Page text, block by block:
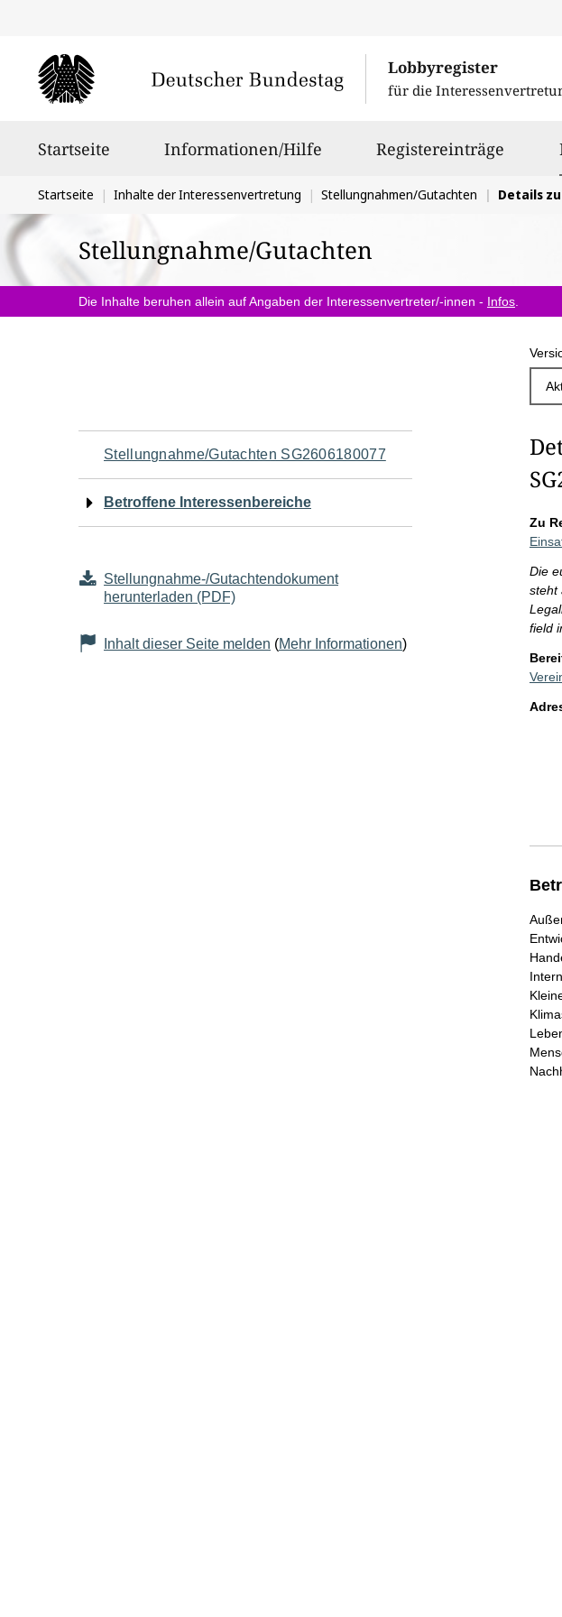
Lobbyregister
für die
Startseite Informationen/Hilfe Registereinträge
Sie
befinden
sich
hier:
Startseite Inhalte der Interessenvertretung Stellungnahmen/Gutachten Details zu
Stellungnahme/Gutachten
Die Inhalte beruhen allein auf Angaben der Interessenvertreter/-innen - Infos
Navigation
für
Seiteninhalt
Stellungnahme/Gutachten SG2606180077
Betroffene Interessenbereiche
Stellungnahme-/Gutachtendokument
herunterladen (PDF)
Inhalt dieser Seite melden (Mehr Informationen)
Zu
Die
steht
field